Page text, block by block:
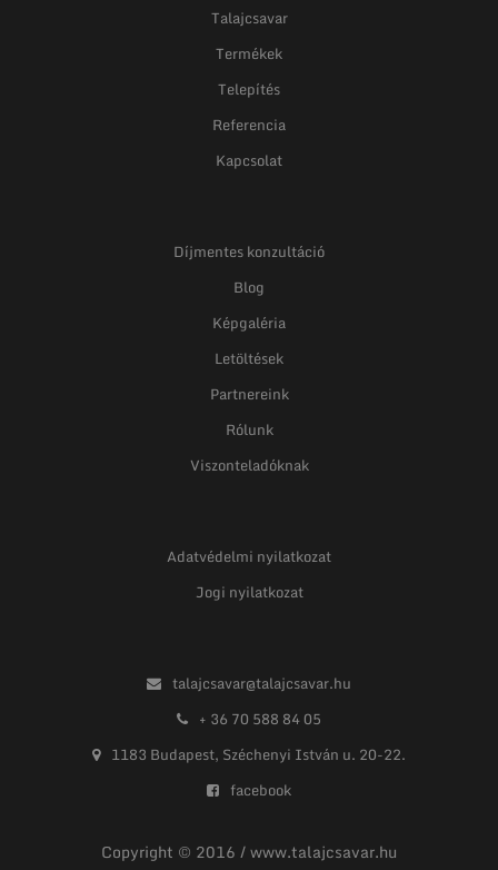
Talajcsavar
Termékek
Telepítés
Referencia
Kapcsolat
Díjmentes konzultáció
Blog
Képgaléria
Letöltések
Partnereink
Rólunk
Viszonteladóknak
Adatvédelmi nyilatkozat
Jogi nyilatkozat
talajcsavar@talajcsavar.hu
+ 36 70 588 84 05
1183 Budapest, Széchenyi István u. 20-22.
facebook
Copyright © 2016 / www.talajcsavar.hu